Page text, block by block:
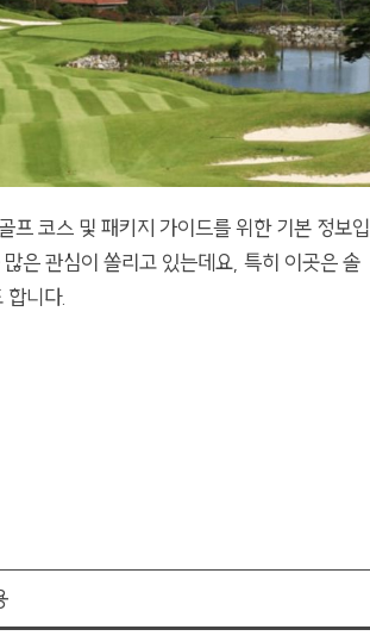
코스 및 패키지 가이드를 위한 기본 정보입
은 관심이 쏠리고 있는데요, 특히 이곳은 솔
합니다.